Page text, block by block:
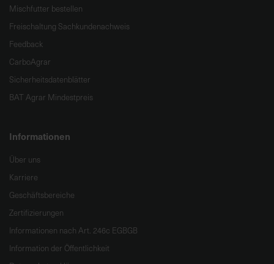
Mischfutter bestellen
Freischaltung Sachkundenachweis
Feedback
CarboAgrar
Sicherheitsdatenblätter
BAT Agrar Mindestpreis
Informationen
Über uns
Karriere
Geschäftsbereiche
Zertifizierungen
Informationen nach Art. 246c EGBGB
Information der Öffentlichkeit